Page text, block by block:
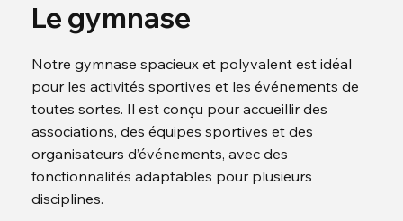
Le gymnase
Notre gymnase spacieux et polyvalent est idéal
pour les activités sportives et les événements de
toutes sortes. Il est conçu pour accueillir des
associations, des équipes sportives et des
organisateurs d’événements, avec des
fonctionnalités adaptables pour plusieurs
disciplines.